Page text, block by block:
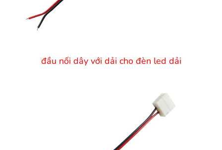
đầu nối dây với dải cho đèn led dải